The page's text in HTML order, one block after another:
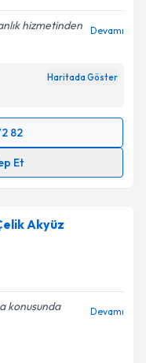
hizmetinden
Devamı
Haritada Göster
82
Et
posta ile
Akyüz
konusunda
Devamı